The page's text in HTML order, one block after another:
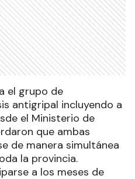
el grupo de
antigripal incluyendo a
el Ministerio de
que ambas
de manera simultánea
la provincia.
a los meses de